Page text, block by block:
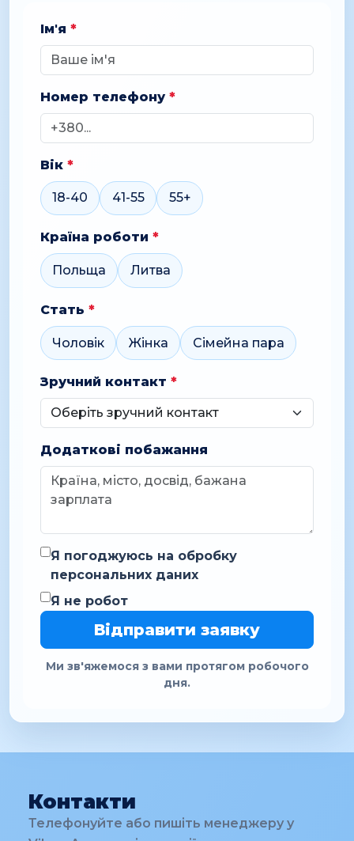
Ім'я *
Номер телефону *
Вік *
18-40 41-55 55+
Країна роботи *
Польща Литва
Стать *
Чоловік Жінка Сімейна пара
Зручний контакт *
Додаткові побажання
Я погоджуюсь на обробку
персональних даних
Я не робот
Відправити заявку
Ми зв'яжемося з вами протягом робочого
дня.
Контакти
Телефонуйте або пишіть менеджеру у